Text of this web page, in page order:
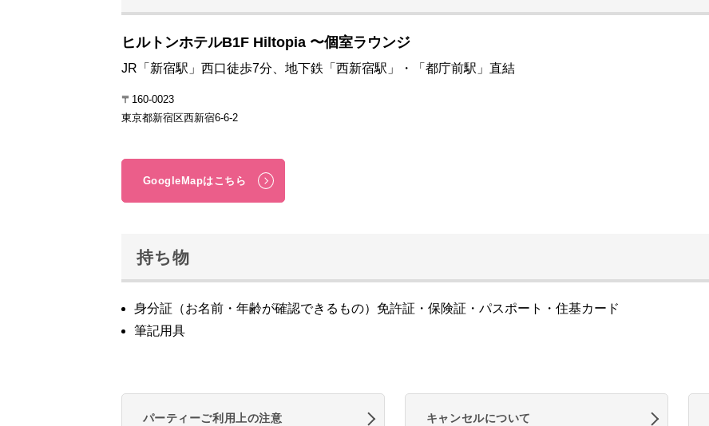
ヒルトンホテルB1F Hiltopia 〜個室ラウンジ
JR「新宿駅」西口徒歩7分、地下鉄「西新宿駅」・「都庁前駅」直結
〒160-0023
東京都新宿区西新宿6-6-2
GoogleMapはこちら
持ち物
身分証（お名前・年齢が確認できるもの）免許証・保険証・パスポート・住基カード
筆記用具
パーティーご利用上の注意 キャンセルについて